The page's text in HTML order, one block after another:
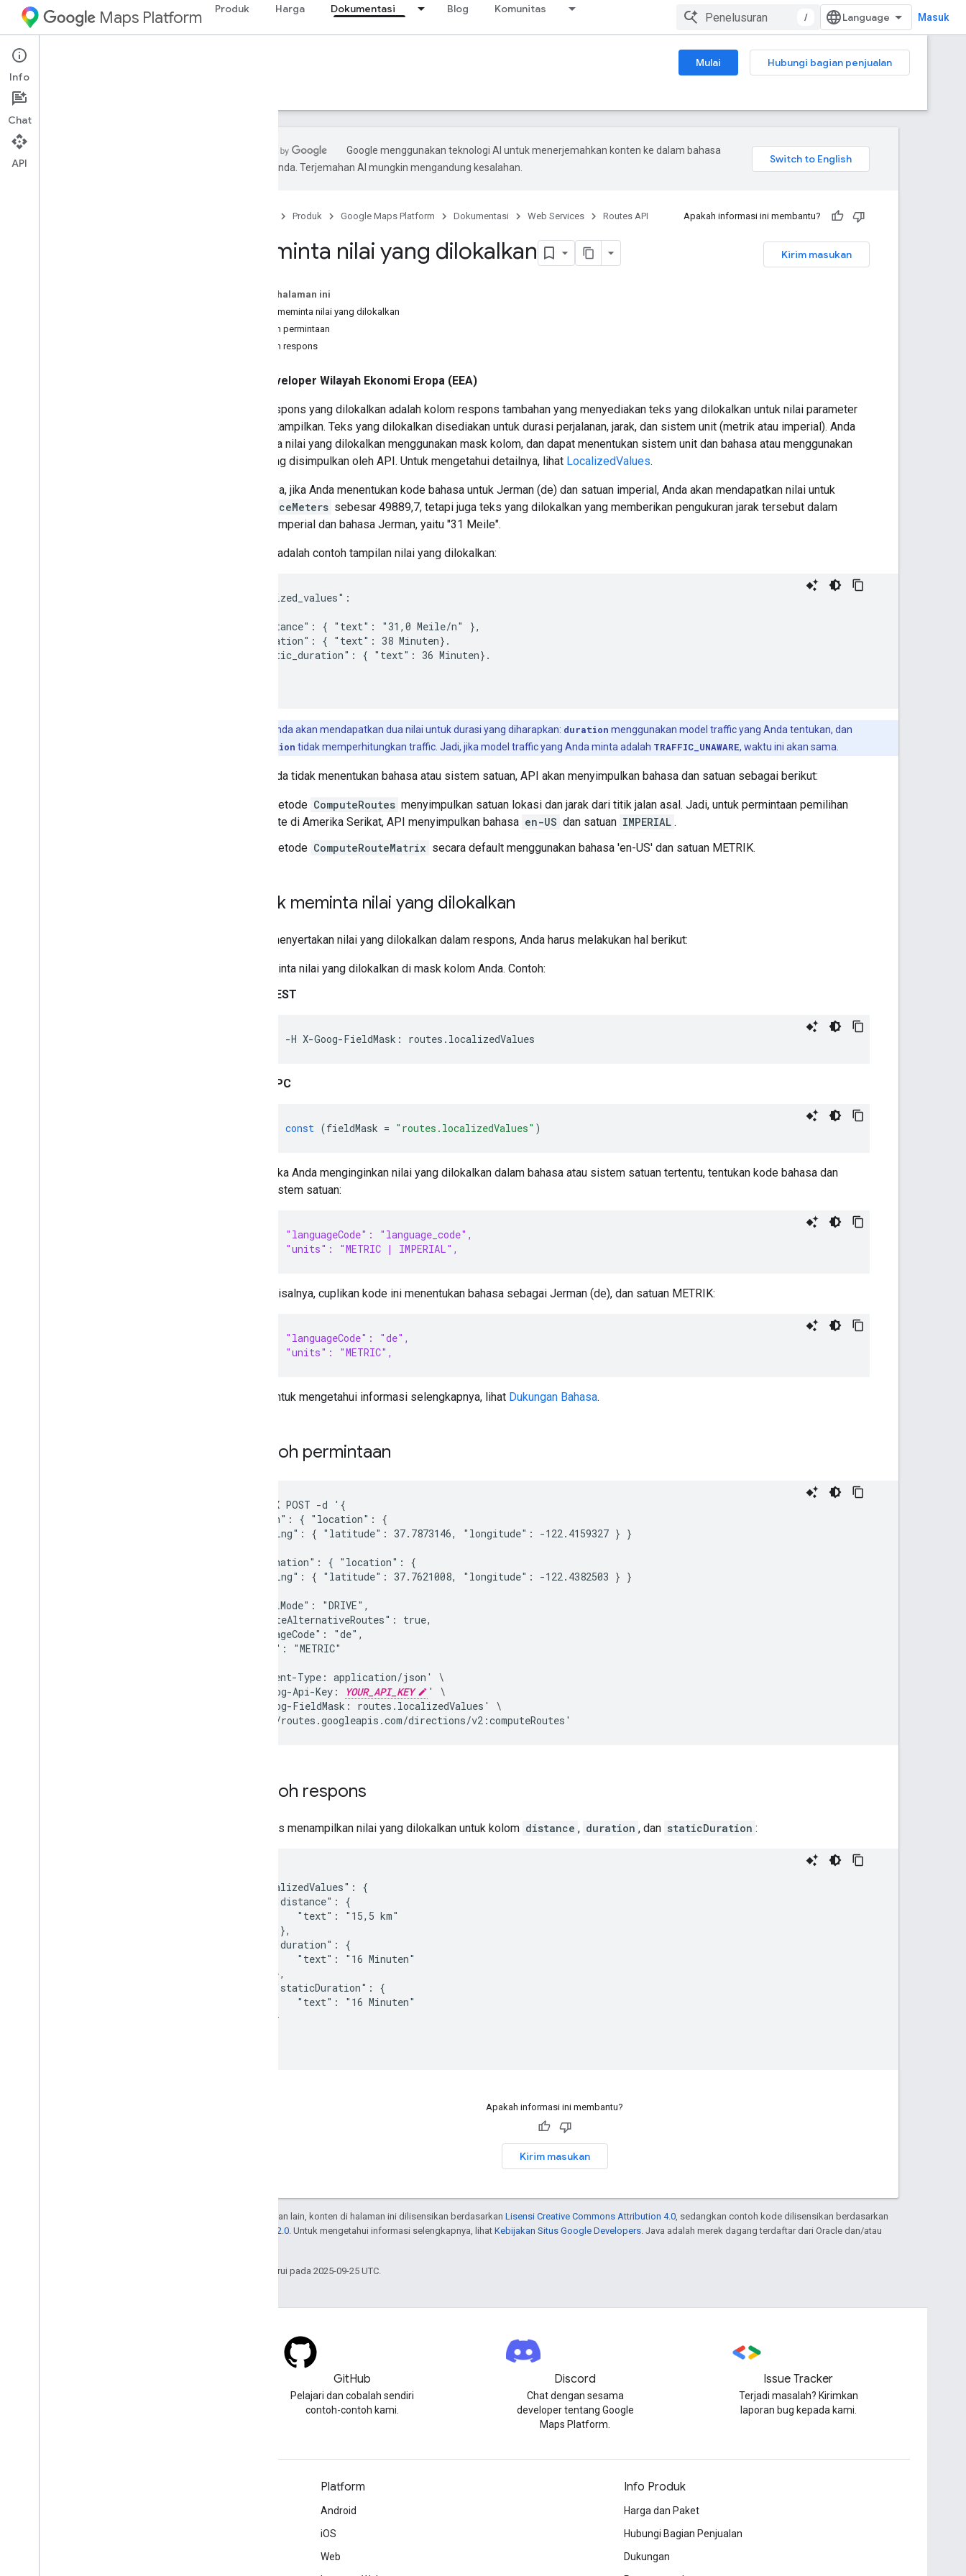
Maps Platform Produk Harga Dokumentasi Blog Komunitas
/ Masuk
Web Services Mulai
Hubungi bagian penjualan
Panduan
Google menggunakan teknologi AI untuk menerjemahkan konten ke dalam bahasa
pilihan Anda. Terjemahan AI mungkin mengandung kesalahan.
Produk Google Maps Platform Dokumentasi Web Services Routes API Apakah informasi ini membantu?
Kirim masukan
Meminta nilai yang dilokalkan
Pada halaman ini
Untuk meminta nilai yang dilokalkan
Contoh permintaan
Contoh respons
Developer Wilayah Ekonomi Eropa (EEA)
Nilai respons yang dilokalkan adalah kolom respons tambahan yang menyediakan teks yang dilokalkan untuk nilai parameter
yang ditampilkan. Teks yang dilokalkan disediakan untuk durasi perjalanan, jarak, dan sistem unit (metrik atau imperial). Anda
meminta nilai yang dilokalkan menggunakan mask kolom, dan dapat menentukan sistem unit dan bahasa atau menggunakan
nilai yang disimpulkan oleh API. Untuk mengetahui detailnya, lihat LocalizedValues.
Misalnya, jika Anda menentukan kode bahasa untuk Jerman (de) dan satuan imperial, Anda akan mendapatkan nilai untuk
distanceMeters sebesar 49889,7, tetapi juga teks yang dilokalkan yang memberikan pengukuran jarak tersebut dalam
satuan imperial dan bahasa Jerman, yaitu "31 Meile".
Berikut adalah contoh tampilan nilai yang dilokalkan:
{ "localized_values":
    "distance": { "text": "31,0 Meile/n" },
    "duration": { "text": 38 Minuten}.
    "static_duration": { "text": 36 Minuten}.
Catatan: Anda akan mendapatkan dua nilai untuk durasi yang diharapkan: duration menggunakan model traffic yang Anda tentukan, dan
static_duration tidak memperhitungkan traffic. Jadi, jika model traffic yang Anda minta adalah TRAFFIC_UNAWARE, waktu ini akan sama.
Jika Anda tidak menentukan bahasa atau sistem satuan, API akan menyimpulkan bahasa dan satuan sebagai berikut:
Metode ComputeRoutes menyimpulkan satuan lokasi dan jarak dari titik jalan asal. Jadi, untuk permintaan pemilihan
rute di Amerika Serikat, API menyimpulkan bahasa en-US dan satuan IMPERIAL .
Metode ComputeRouteMatrix secara default menggunakan bahasa 'en-US' dan satuan METRIK.
Untuk meminta nilai yang dilokalkan
Untuk menyertakan nilai yang dilokalkan dalam respons, Anda harus melakukan hal berikut:
Minta nilai yang dilokalkan di mask kolom Anda. Contoh:
REST
-H X-Goog-FieldMask: routes.localizedValues
RPC
const (fieldMask = "routes.localizedValues" )
Jika Anda menginginkan nilai yang dilokalkan dalam bahasa atau sistem satuan tertentu, tentukan kode bahasa dan
sistem satuan:
"languageCode": "language_code",
"units": "METRIC | IMPERIAL",
Misalnya, cuplikan kode ini menentukan bahasa sebagai Jerman (de), dan satuan METRIK:
"languageCode": "de",
"units": "METRIC",
Untuk mengetahui informasi selengkapnya, lihat Dukungan Bahasa.
Contoh permintaan
curl -X POST -d '{
  "origin": { "location": {
    "latLng": { "latitude": 37.7873146, "longitude": -122.4159327 } }
  "destination": { "location": {
    "latLng": { "latitude": 37.7621008, "longitude": -122.4382503 } }
  "travelMode": "DRIVE",
  "computeAlternativeRoutes": true,
  "languageCode": "de",
  "units": "METRIC"
-H 'Content-Type: application/json' \
-H 'X-Goog-Api-Key:
YOUR_API_KEY
' \
-H 'X-Goog-FieldMask: routes.localizedValues' \
Contoh respons
Respons menampilkan nilai yang dilokalkan untuk kolom distance , duration , dan staticDuration :
    "localizedValues": {
        "distance": {
            "text": "15,5 km"
         },
        "duration": {
            "text": "16 Minuten"
        },
        "staticDuration": {
            "text": "16 Minuten"
        }
Apakah informasi ini membantu?
Kirim masukan
Kecuali dinyatakan lain, konten di halaman ini dilisensikan berdasarkan Lisensi Creative Commons Attribution 4.0 , sedangkan contoh kode dilisensikan berdasarkan
Lisensi Apache 2.0 . Untuk mengetahui informasi selengkapnya, lihat Kebijakan Situs Google Developers . Java adalah merek dagang terdaftar dari Oracle dan/atau
Terakhir diperbarui pada 2025-09-25 UTC.
GitHub
Pelajari dan cobalah sendiri
contoh-contoh kami.
Discord
Chat dengan sesama
developer tentang Google
Maps Platform.
Issue Tracker
Terjadi masalah? Kirimkan
laporan bug kepada kami.
Platform
Android
iOS
Web
Info Produk
Harga dan Paket
Hubungi Bagian Penjualan
Dukungan
Info
Chat
API